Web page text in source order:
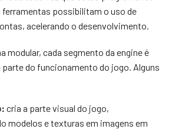
possibilitam o uso de
acelerando o desenvolvimento.
modular, cada segmento da engine é
do funcionamento do jogo. Alguns
cria a parte visual do jogo,
modelos e texturas em imagens em